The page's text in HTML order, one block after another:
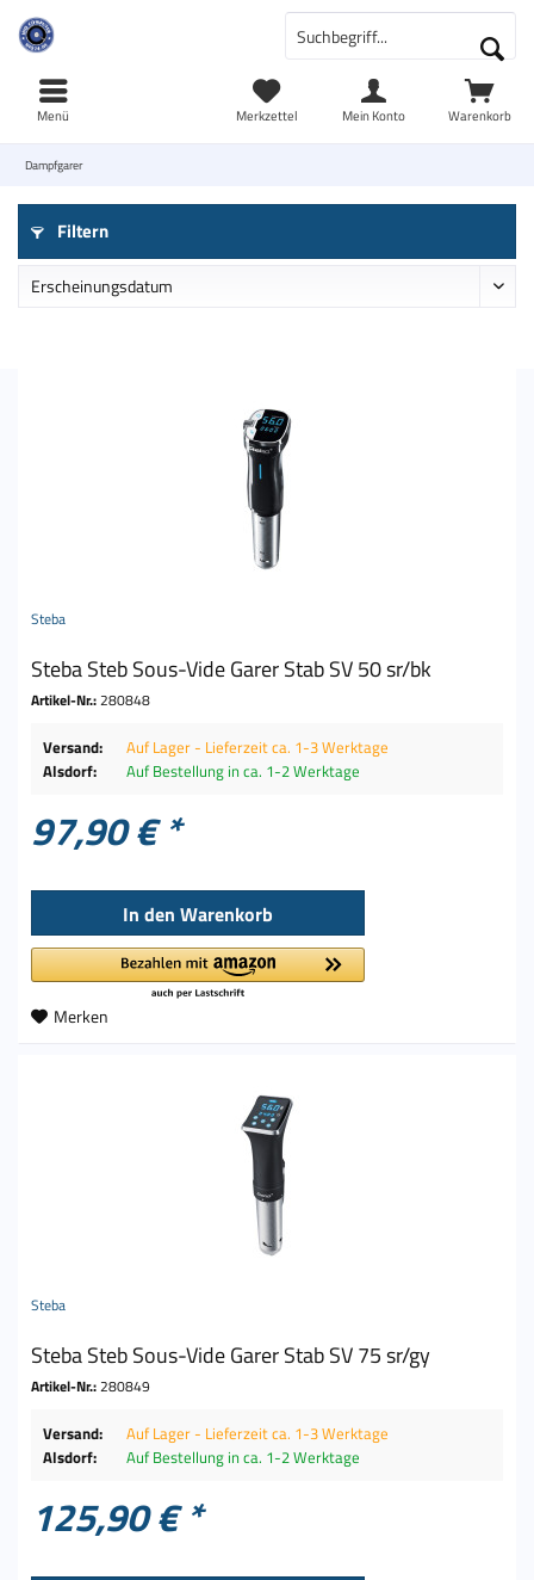
Warenkorb
Merkzettel Mein Konto
Menü
Dampfgarer
Filtern
Steba
Steba Steb Sous-Vide Garer Stab SV 50 sr/bk
Artikel-Nr.:280848
Versand:
Auf Lager - Lieferzeit ca. 1-3 Werktage
Alsdorf:
Auf Bestellung in ca. 1-2 Werktage
97,90 € *
In den Warenkorb
Merken
Steba
Steba Steb Sous-Vide Garer Stab SV 75 sr/gy
Artikel-Nr.:280849
Versand:
Auf Lager - Lieferzeit ca. 1-3 Werktage
Alsdorf:
Auf Bestellung in ca. 1-2 Werktage
125,90 € *